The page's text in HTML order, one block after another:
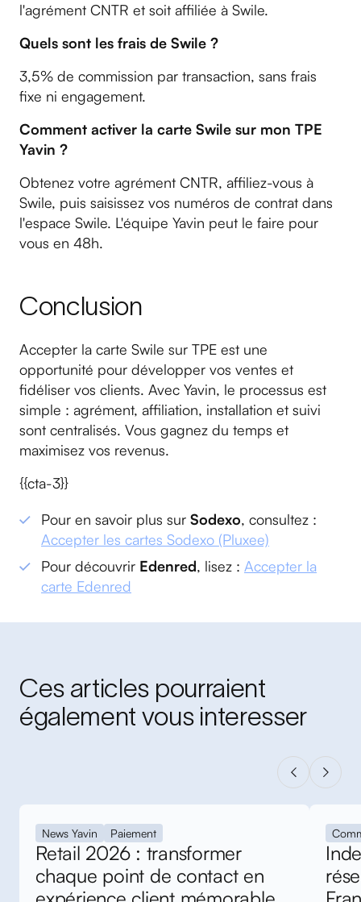
l'agrément CNTR et soit affiliée à Swile.
Quels sont les frais de Swile ?
3,5% de commission par transaction, sans frais
fixe ni engagement.
Comment activer la carte Swile sur mon TPE
Yavin ?
Obtenez votre agrément CNTR, affiliez-vous à
Swile, puis saisissez vos numéros de contrat dans
l'espace Swile. L'équipe Yavin peut le faire pour
vous en 48h.
Conclusion
Accepter la carte Swile sur TPE est une
opportunité pour développer vos ventes et
fidéliser vos clients. Avec Yavin, le processus est
simple : agrément, affiliation, installation et suivi
sont centralisés. Vous gagnez du temps et
maximisez vos revenus.
{{cta-3}}
Pour en savoir plus sur Sodexo, consultez :
Accepter les cartes Sodexo (Pluxee)
Pour découvrir Edenred, lisez : Accepter la
carte Edenred
Ces articles pourraient
également vous interesser
News Yavin Paiement
Retail 2026 : transformer
chaque point de contact en